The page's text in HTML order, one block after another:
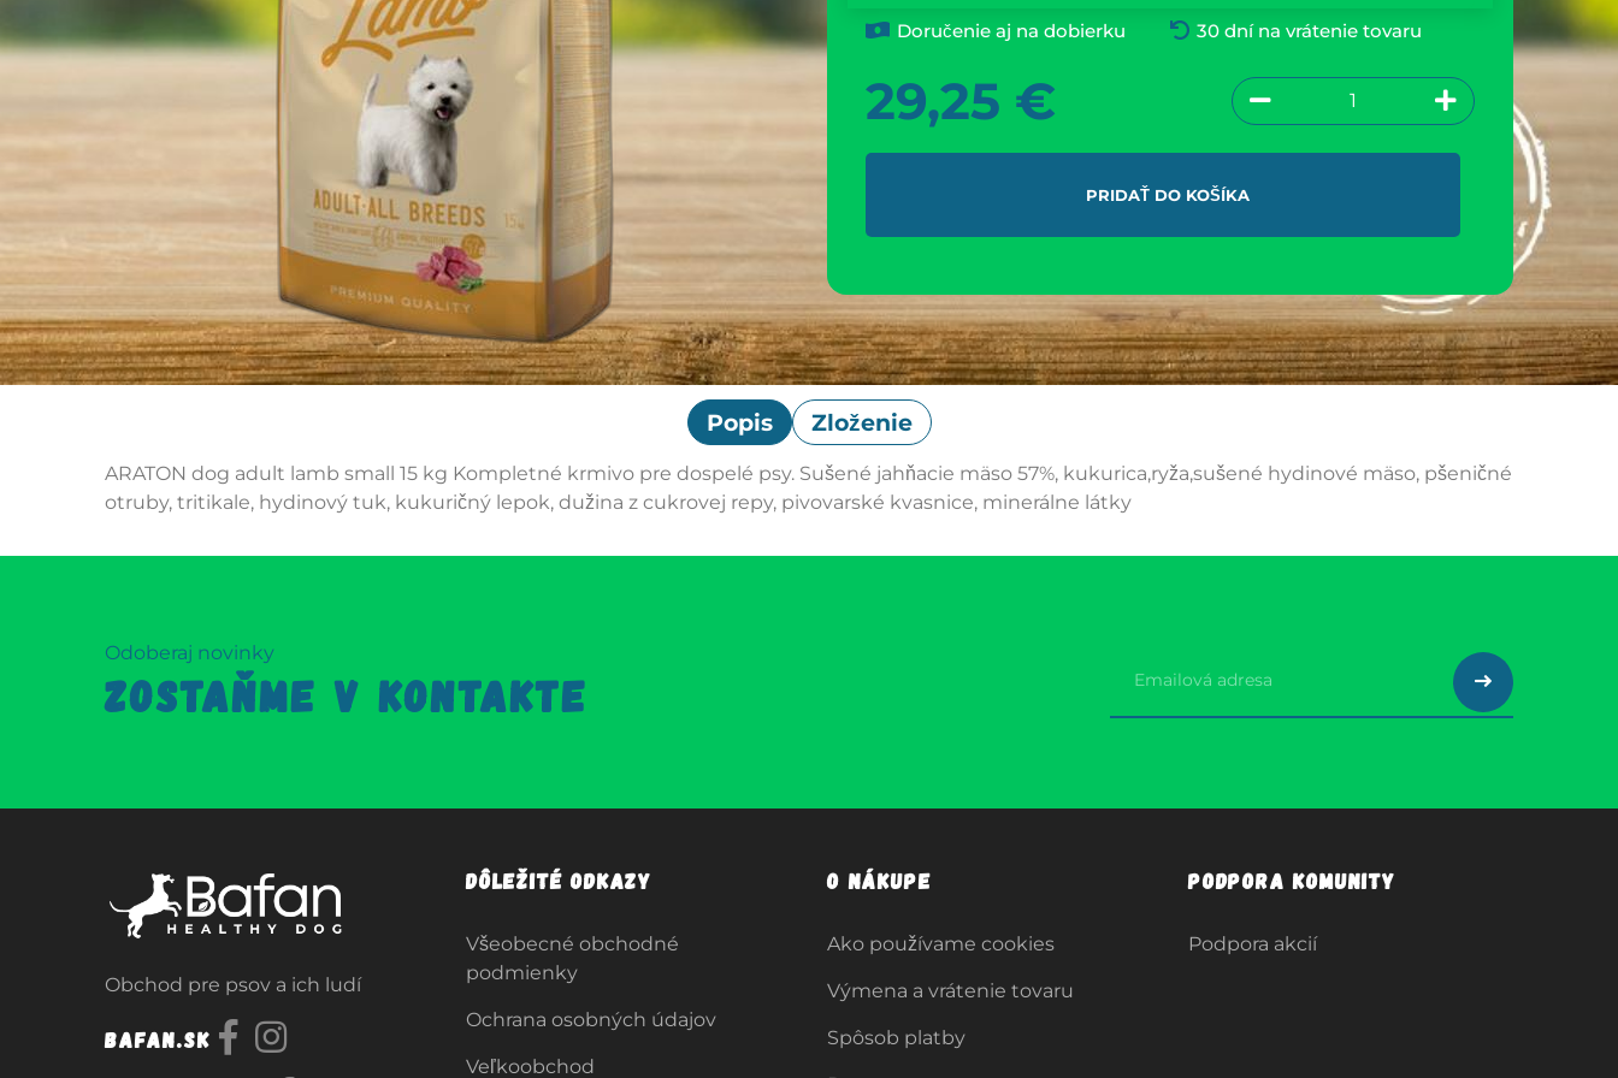
Doručenie aj na dobierku 30 dní na vrátenie tovaru
29,25 €
PRIDAŤ DO KOŠÍKA
Popis Zloženie
ARATON dog adult lamb small 15 kg Kompletné krmivo pre dospelé psy. Sušené jahňacie mäso 57%, kukurica,ryža,sušené hydinové mäso, pšeničné
otruby, tritikale, hydinový tuk, kukuričný lepok, dužina z cukrovej repy, pivovarské kvasnice, minerálne látky
Odoberaj novinky
ZOSTAŇME V KONTAKTE
Obchod pre psov a ich ludí
Bafan.sk
Dôležité odkazy
Všeobecné obchodné
podmienky
Ochrana osobných údajov
Veľkoobchod
O nákupe
Ako používame cookies
Výmena a vrátenie tovaru
Spôsob platby
Podpora komunity
Podpora akcií